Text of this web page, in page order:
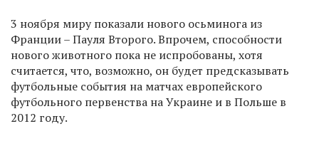
3 ноября миру показали нового осьминога из
Франции – Пауля Второго. Впрочем, способности
нового животного пока не испробованы, хотя
считается, что, возможно, он будет предсказывать
футбольные события на матчах европейского
футбольного первенства на Украине и в Польше в
2012 году.